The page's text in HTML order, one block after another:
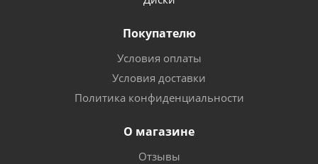
Покупателю
Условия оплаты
Условия доставки
Политика конфиденциальности
О магазине
Отзывы